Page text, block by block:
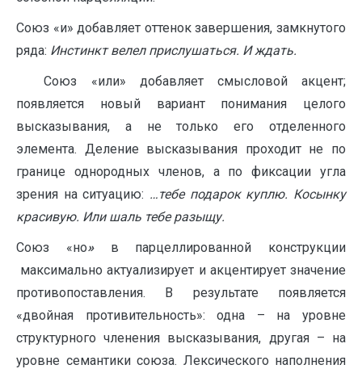
Союз «и» добавляет оттенок завершения, замкнутого
ряда: Инстинкт велел прислушаться. И ждать.
Союз «или» добавляет смысловой акцент;
появляется новый вариант понимания целого
высказывания, а не только его отделенного
элемента. Деление высказывания проходит не по
границе однородных членов, а по фиксации угла
зрения на ситуацию: …тебе подарок куплю. Косынку
красивую. Или шаль тебе разыщу.
Союз «но»в парцеллированной конструкции
максимально актуализирует и акцентирует значение
противопоставления. В результате появляется
«двойная противительность»: одна – на уровне
структурного членения высказывания, другая – на
уровне семантики союза. Лексического наполнения